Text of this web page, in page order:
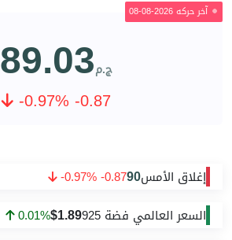
آخر حركه 2026-08-08
89.03ج.م
-0.97% -0.87
إغلاق الأمس90
-0.97% -0.87
السعر العالمي فضة 925
$1.89
0.01%